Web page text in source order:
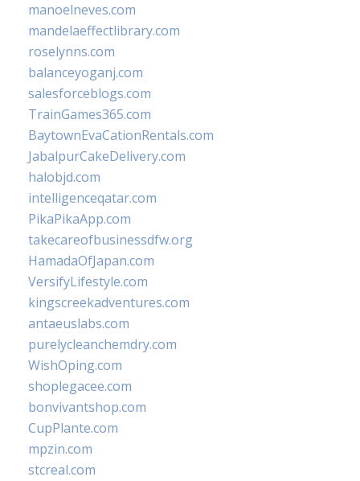
manoelneves.com
mandelaeffectlibrary.com
roselynns.com
balanceyoganj.com
salesforceblogs.com
TrainGames365.com
BaytownEvaCationRentals.com
JabalpurCakeDelivery.com
halobjd.com
intelligenceqatar.com
PikaPikaApp.com
takecareofbusinessdfw.org
HamadaOfJapan.com
VersifyLifestyle.com
kingscreekadventures.com
antaeuslabs.com
purelycleanchemdry.com
WishOping.com
shoplegacee.com
bonvivantshop.com
CupPlante.com
mpzin.com
stcreal.com